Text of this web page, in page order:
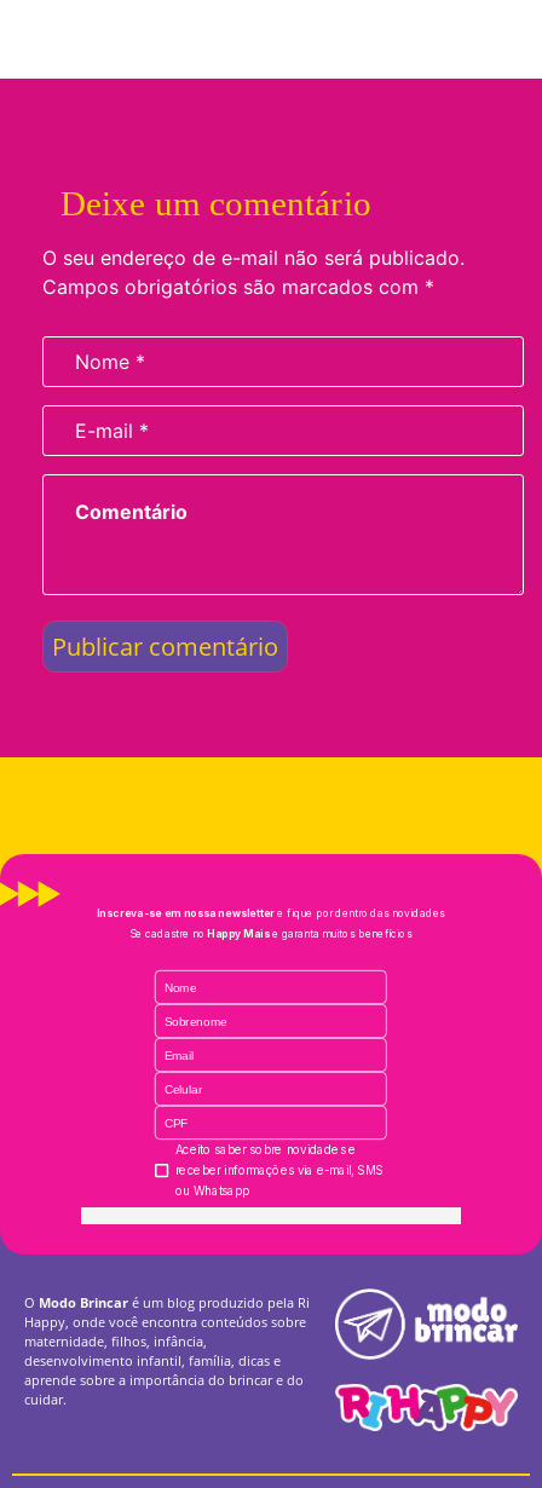
Deixe um comentário
O seu endereço de e-mail não será publicado.
Campos obrigatórios são marcados com *
O Modo Brincar é um blog produzido pela Ri
Happy, onde você encontra conteúdos sobre
maternidade, filhos, infância,
desenvolvimento infantil, família, dicas e
aprende sobre a importância do brincar e do
cuidar.